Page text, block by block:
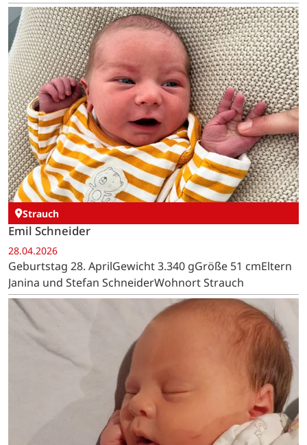
Strauch
Emil Schneider
28.04.2026
Geburtstag 28. AprilGewicht 3.340 gGröße 51 cmEltern
Janina und Stefan SchneiderWohnort Strauch